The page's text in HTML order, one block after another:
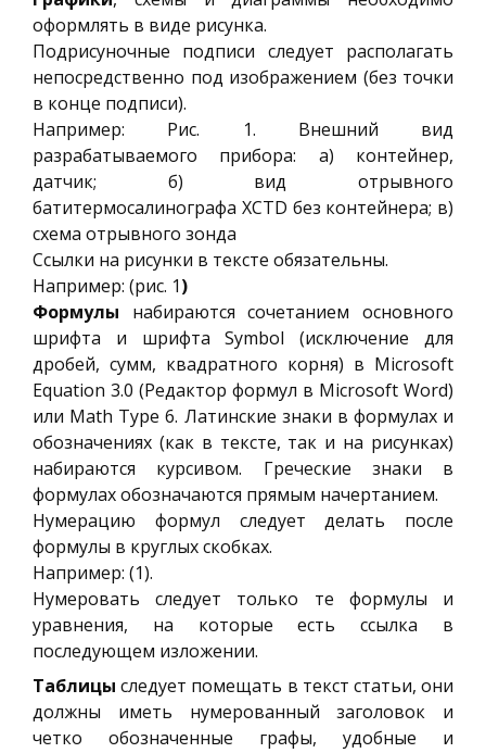
оформлять в виде рисунка.
Подрисуночные подписи следует располагать
непосредственно под изображением (без точки
в конце подписи).
Например: Рис. 1. Внешний вид
разрабатываемого прибора: а) контейнер,
датчик; б) вид отрывного
батитермосалинографа XCTD без контейнера; в)
схема отрывного зонда
Ссылки на рисунки в тексте обязательны.
Например: (рис. 1)
Формулы набираются сочетанием основного
шрифта и шрифта Symbol (исключение для
дробей, сумм, квадратного корня) в Microsoft
Equation 3.0 (Редактор формул в Microsoft Word)
или Math Type 6. Латинские знаки в формулах и
обозначениях (как в тексте, так и на рисунках)
набираются курсивом. Греческие знаки в
формулах обозначаются прямым начертанием.
Нумерацию формул следует делать после
формулы в круглых скобках.
Например: (1).
Нумеровать следует только те формулы и
уравнения, на которые есть ссылка в
последующем изложении.
Таблицы следует помещать в текст статьи, они
должны иметь нумерованный заголовок и
четко обозначенные графы, удобные и